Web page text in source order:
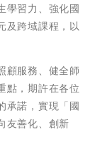
學習力、強化國
及跨域課程，以
顧服務、健全師
點，期許在各位
承諾，實現「國
友善化、創新